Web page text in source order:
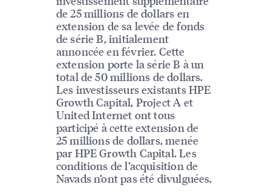
de 25 millions de dollars en
extension de sa levée de fonds
de série B, initialement
annoncée en février. Cette
extension porte la série B à un
total de 50 millions de dollars.
Les investisseurs existants HPE
Growth Capital, Project A et
United Internet ont tous
participé à cette extension de
25 millions de dollars, menée
par HPE Growth Capital. Les
conditions de l’acquisition de
Navads n’ont pas été divulguées.